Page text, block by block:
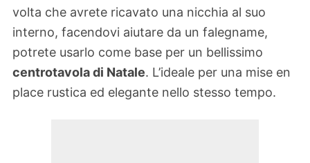
volta che avrete ricavato una nicchia al suo
interno, facendovi aiutare da un falegname,
potrete usarlo come base per un bellissimo
centrotavola di Natale. L’ideale per una mise en
place rustica ed elegante nello stesso tempo.